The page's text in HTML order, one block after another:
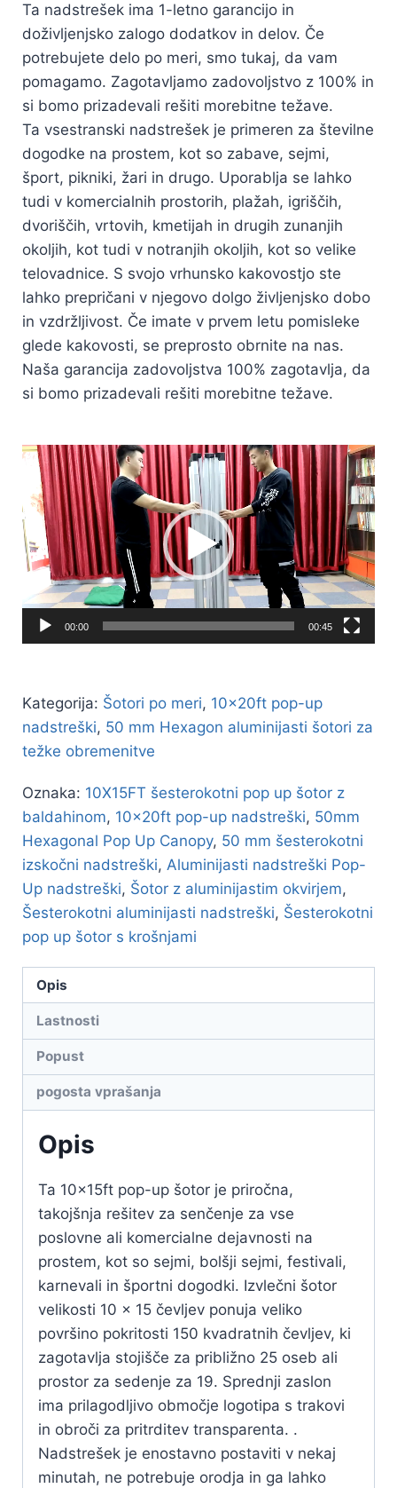
Ta nadstrešek ima 1-letno garancijo in
doživljenjsko zalogo dodatkov in delov. Če
potrebujete delo po meri, smo tukaj, da vam
pomagamo. Zagotavljamo zadovoljstvo z 100% in
si bomo prizadevali rešiti morebitne težave.
Ta vsestranski nadstrešek je primeren za številne
dogodke na prostem, kot so zabave, sejmi,
šport, pikniki, žari in drugo. Uporablja se lahko
tudi v komercialnih prostorih, plažah, igriščih,
dvoriščih, vrtovih, kmetijah in drugih zunanjih
okoljih, kot tudi v notranjih okoljih, kot so velike
telovadnice. S svojo vrhunsko kakovostjo ste
lahko prepričani v njegovo dolgo življenjsko dobo
in vzdržljivost. Če imate v prvem letu pomisleke
glede kakovosti, se preprosto obrnite na nas.
Naša garancija zadovoljstva 100% zagotavlja, da
si bomo prizadevali rešiti morebitne težave.
Predvajalnik
videa
00:00 00:45
Kategorija: Šotori po meri, 10x20ft pop-up
nadstreški, 50 mm Hexagon aluminijasti šotori za
težke obremenitve
Oznaka: 10X15FT šesterokotni pop up šotor z
baldahinom, 10x20ft pop-up nadstreški, 50mm
Hexagonal Pop Up Canopy, 50 mm šesterokotni
izskočni nadstreški, Aluminijasti nadstreški Pop-
Up nadstreški, Šotor z aluminijastim okvirjem,
Šesterokotni aluminijasti nadstreški, Šesterokotni
pop up šotor s krošnjami
Opis
Lastnosti
Popust
pogosta vprašanja
Opis
Ta 10x15ft pop-up šotor je priročna,
takojšnja rešitev za senčenje za vse
poslovne ali komercialne dejavnosti na
prostem, kot so sejmi, bolšji sejmi, festivali,
karnevali in športni dogodki. Izvlečni šotor
velikosti 10 x 15 čevljev ponuja veliko
površino pokritosti 150 kvadratnih čevljev, ki
zagotavlja stojišče za približno 25 oseb ali
prostor za sedenje za 19. Sprednji zaslon
ima prilagodljivo območje logotipa s trakovi
in obroči za pritrditev transparenta. .
Nadstrešek je enostavno postaviti v nekaj
minutah, ne potrebuje orodja in ga lahko